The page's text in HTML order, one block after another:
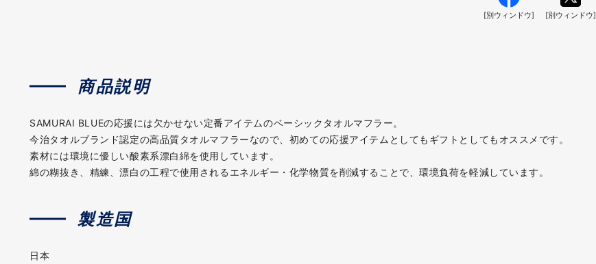
[別ウィンドウ] [別ウィンドウ]
商品説明
SAMURAI BLUEの応援には欠かせない定番アイテムのベーシックタオルマフラー。
今治タオルブランド認定の高品質タオルマフラーなので、初めての応援アイテムとしてもギフトとしてもオススメです。
素材には環境に優しい酸素系漂白綿を使用しています。
綿の糊抜き、精練、漂白の工程で使用されるエネルギー・化学物質を削減することで、環境負荷を軽減しています。
製造国
日本